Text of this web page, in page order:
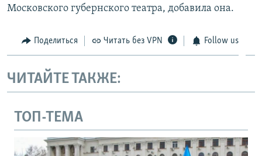
Московского губернского театра, добавила она.
Поделиться Читать без VPN Follow us
ЧИТАЙТЕ ТАКЖЕ:
ТОП-ТЕМА